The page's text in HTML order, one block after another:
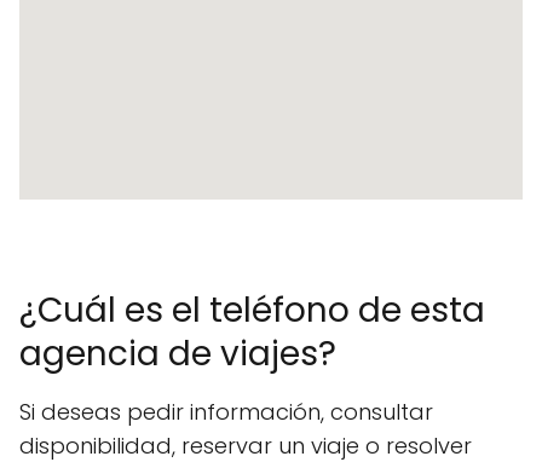
¿Cuál es el teléfono de esta
agencia de viajes?
Si deseas pedir información, consultar
disponibilidad, reservar un viaje o resolver